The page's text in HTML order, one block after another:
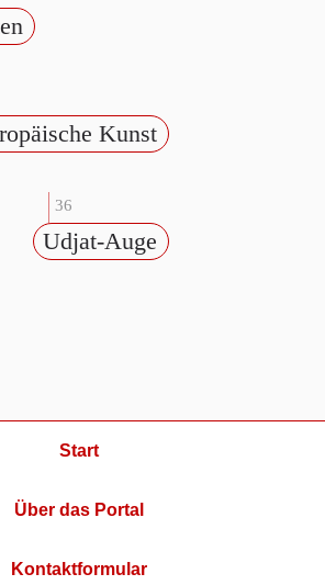
Kunst
36
Udjat-Auge
Start
Über das Portal
Kontaktformular